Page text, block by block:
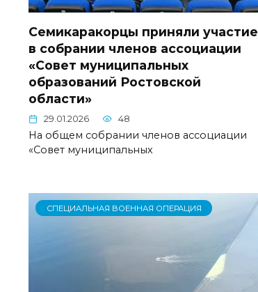
Семикаракорцы приняли участие
в собрании членов ассоциации
«Совет муниципальных
образований Ростовской
области»
29.01.2026 48
На общем собрании членов ассоциации
«Совет муниципальных
СПЕЦИАЛЬНАЯ ВОЕННАЯ ОПЕРАЦИЯ